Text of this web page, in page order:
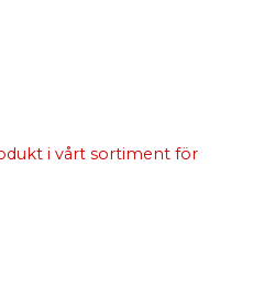
i vårt sortiment för